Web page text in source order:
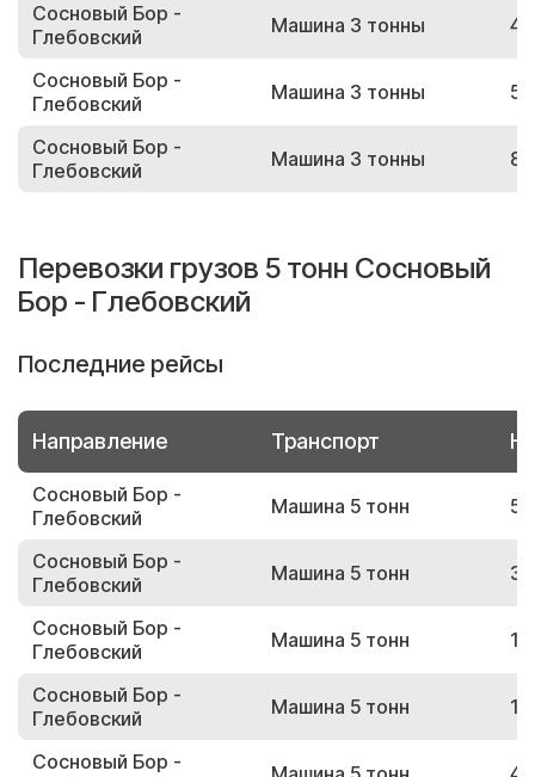
Сосновый Бор -
Глебовский
Машина 3 тонны
Сосновый Бор -
Глебовский
Машина 3 тонны
Сосновый Бор -
Глебовский
Машина 3 тонны
Перевозки грузов 5 тонн Сосновый
Бор - Глебовский
Последние рейсы
Направление Транспорт
Сосновый Бор -
Глебовский
Машина 5 тонн
Сосновый Бор -
Глебовский
Машина 5 тонн
Сосновый Бор -
Глебовский
Машина 5 тонн
Сосновый Бор -
Глебовский
Машина 5 тонн
Сосновый Бор -